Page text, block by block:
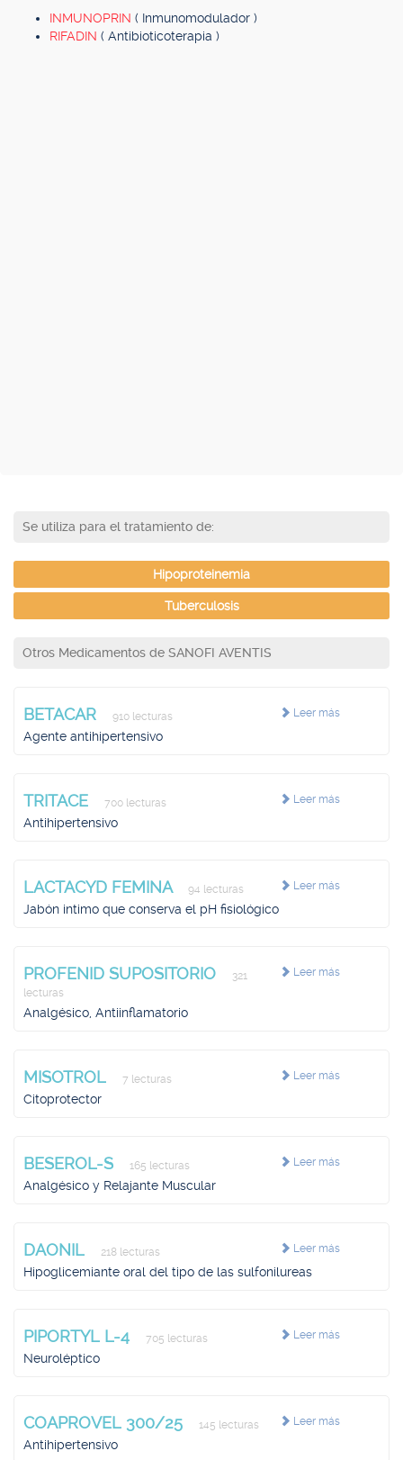
INMUNOPRIN ( Inmunomodulador )
RIFADIN ( Antibioticoterapia )
Se utiliza para el tratamiento de:
Hipoproteinemia
Tuberculosis
Otros Medicamentos de SANOFI AVENTIS
Leer más
BETACAR 910 lecturas
Agente antihipertensivo
Leer más
TRITACE 700 lecturas
Antihipertensivo
Leer más
LACTACYD FEMINA 94 lecturas
Jabón intimo que conserva el pH fisiológico
Leer más
PROFENID SUPOSITORIO
321
lecturas
Analgésico, Antiinflamatorio
Leer más
MISOTROL 7 lecturas
Citoprotector
Leer más
BESEROL-S 165 lecturas
Analgésico y Relajante Muscular
Leer más
DAONIL 218 lecturas
Hipoglicemiante oral del tipo de las sulfonilureas
Leer más
PIPORTYL L-4 705 lecturas
Neuroléptico
Leer más
COAPROVEL 300/25 145 lecturas
Antihipertensivo